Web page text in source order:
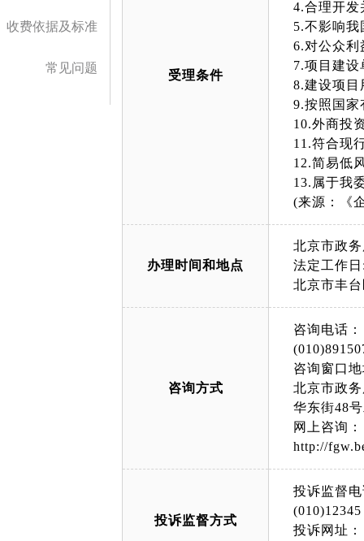
收费依据及标准
常见问题
受理条件
4.合理开发
5.不影响
6.对公众利
7.项目建
8.建设项目
9.按照国家
10.外商投
11.符合现
12.简易低
13.属于我
(来源：《
办理时间和地点
北京市政
法定工作
北京市丰
咨询方式
咨询电话：
咨询窗口
北京市政
华东街48
网上咨询：
http://
投诉监督方式
投诉监督
(010)12345
投诉网址：